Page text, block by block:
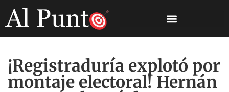
¡Registraduría explotó por
montaje electoral! Hernán